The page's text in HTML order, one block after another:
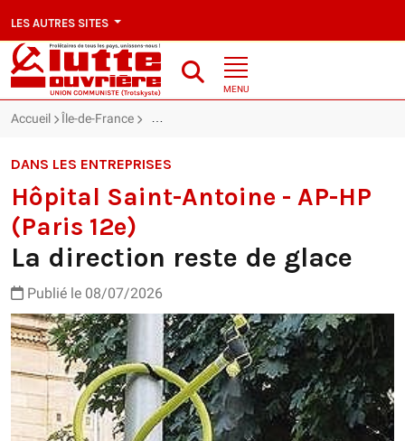
LES AUTRES SITES
MENU
Accueil Île-de-France Hôpital Saint-Antoine - AP-HP (Paris 12e) : La
DANS LES ENTREPRISES
Hôpital Saint-Antoine - AP-HP
(Paris 12e)
La direction reste de glace
Publié le 08/07/2026